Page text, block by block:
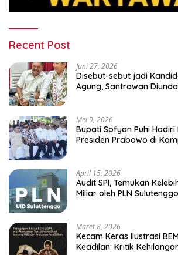
Recent Post
Juni 27, 2026
Disebut-sebut jadi
Agung, Santrawan
Mei 9, 2026
Bupati Sofyan Puhi Hadiri
Presiden Prabowo di
April 15, 2026
Audit SPI, Temukan
Miliar oleh PLN
Maret 8, 2026
Kecam Keras Ilustrasi
Keadilan: Kritik